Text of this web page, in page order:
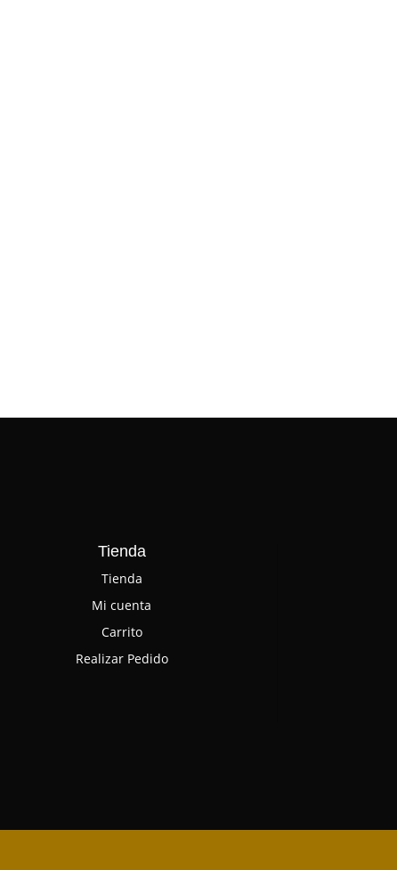
Tienda
Tienda
Mi cuenta
Carrito
Realizar Pedido